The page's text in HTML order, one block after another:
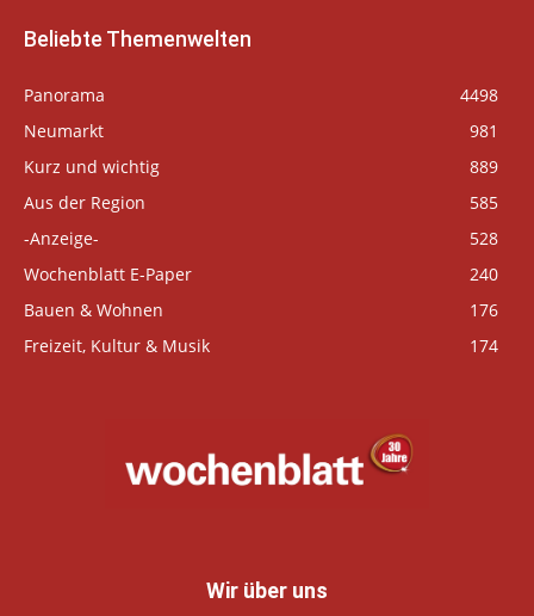
Beliebte Themenwelten
Panorama
4498
Neumarkt
981
Kurz und wichtig
889
Aus der Region
585
-Anzeige-
528
Wochenblatt E-Paper
240
Bauen & Wohnen
176
Freizeit, Kultur & Musik
174
Wir über uns